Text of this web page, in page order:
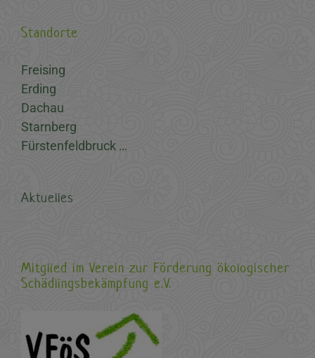
Standorte
Freising
Erding
Dachau
Starnberg
Fürstenfeldbruck …
Aktuelles
Mitglied im Verein zur Förderung ökologischer
Schädlingsbekämpfung e.V.